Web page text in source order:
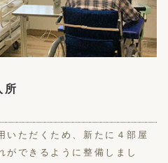
所
いただくため、新たに４部屋
ができるように整備しまし